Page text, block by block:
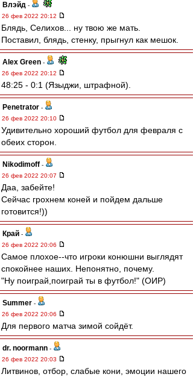
Влэйд -
26 фев 2022 20:12
Блядь, Селихов... ну твою же мать.
Поставил, блядь, стенку, прыгнул как мешок.
Alex Green -
26 фев 2022 20:12
48:25 - 0:1 (Языджи, штрафной).
Penetrator -
26 фев 2022 20:10
Удивительно хороший футбол для февраля с
обеих сторон.
Nikodimoff -
26 фев 2022 20:07
Даа, забейте!
Сейчас грохнем коней и пойдем дальше
готовится!))
Край -
26 фев 2022 20:06
Самое плохое--что игроки конюшни выглядят
спокойнее наших. Непонятно, почему.
"Ну поиграй,поиграй ты в футбол!" (ОИР)
Summer -
26 фев 2022 20:06
Для первого матча зимой сойдёт.
dr. noormann -
26 фев 2022 20:03
Литвинов, отбор, слабые кони, эмоции нашего